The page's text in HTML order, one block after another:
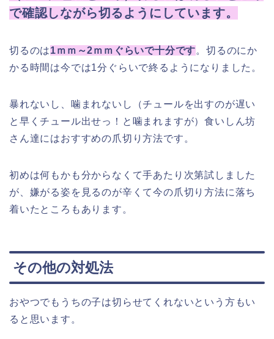
で確認しながら切るようにしています。
切るのは1ｍｍ～2ｍｍぐらいで十分です。切るのにか
かる時間は今では1分ぐらいで終るようになりました。
暴れないし、噛まれないし（チュールを出すのが遅い
と早くチュール出せっ！と噛まれますが）食いしん坊
さん達にはおすすめの爪切り方法です。
初めは何もかも分からなくて手あたり次第試しました
が、嫌がる姿を見るのが辛くて今の爪切り方法に落ち
着いたところもあります。
その他の対処法
おやつでもうちの子は切らせてくれないという方もい
ると思います。